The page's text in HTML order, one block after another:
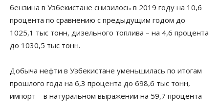
бензина в Узбекистане снизилось в 2019 году на 10,6
процента по сравнению с предыдущим годом до
1025,1 тыс тонн, дизельного топлива – на 4,6 процента
до 1030,5 тыс тонн.
Добыча нефти в Узбекистане уменьшилась по итогам
прошлого года на 6,3 процента до 698,6 тыс тонн,
импорт – в натуральном выражении на 59,7 процента